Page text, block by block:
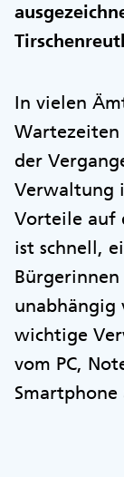
In vielen
Wartezeiten
der
Verwaltung
Vorteile auf
ist schnell,
unabhängig
wichtige
vom PC,
Smartphone